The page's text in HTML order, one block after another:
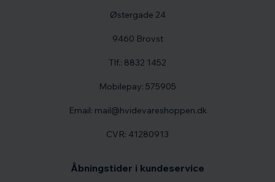
Østergade 24
9460 Brovst
Tlf.: 8832 1452
Mobilepay: 575905
Email: mail@hvidevareshoppen.dk
CVR: 41280913
Åbningstider i kundeservice